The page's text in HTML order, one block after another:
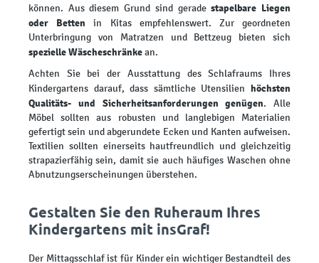
können. Aus diesem Grund sind geradestapelbare Liegen
oder Betten in Kitas empfehlenswert. Zur geordneten
Unterbringung von Matratzen und Bettzeug bieten sich
spezielle Wäscheschränkean.
Achten Sie bei der Ausstattung des Schlafraums Ihres
Kindergartens darauf, dass sämtliche Utensilien höchsten
Qualitäts- und Sicherheitsanforderungen genügen. Alle
Möbel sollten aus robusten und langlebigen Materialien
gefertigt sein und abgerundete Ecken und Kanten aufweisen.
Textilien sollten einerseits hautfreundlich und gleichzeitig
strapazierfähig sein, damit sie auch häufiges Waschen ohne
Abnutzungserscheinungen überstehen.
Gestalten Sie den Ruheraum Ihres
Kindergartens mit insGraf!
Der Mittagsschlaf ist für Kinder ein wichtiger Bestandteil des